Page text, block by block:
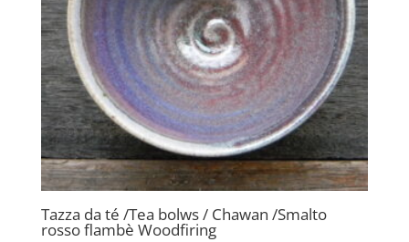
Tazza da té /Tea bolws / Chawan /Smalto
rosso flambè Woodfiring